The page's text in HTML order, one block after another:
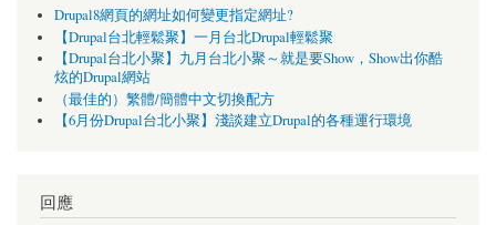
Drupal8網頁的網址如何變更指定網址?
【Drupal台北輕鬆聚】一月台北Drupal輕鬆聚
【Drupal台北小聚】九月台北小聚～就是要Show，Show出你酷
炫的Drupal網站
（最佳的）繁體/簡體中文切換配方
【6月份Drupal台北小聚】淺談建立Drupal的各種運行環境
回應